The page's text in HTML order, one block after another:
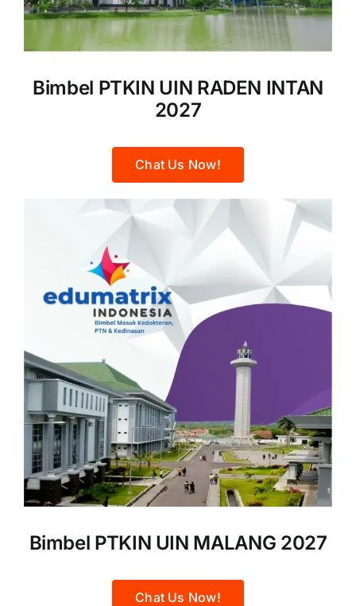
Bimbel PTKIN UIN RADEN INTAN
2027
Chat Us Now!
Bimbel PTKIN UIN MALANG 2027
Chat Us Now!